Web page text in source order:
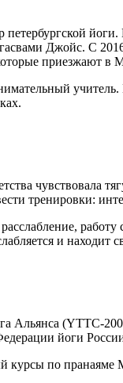
йоги.
Джойс. С
приезжают в
чувствовала
тренировки:
и находит
(YTTC-
йоги
курсы по пранаяме